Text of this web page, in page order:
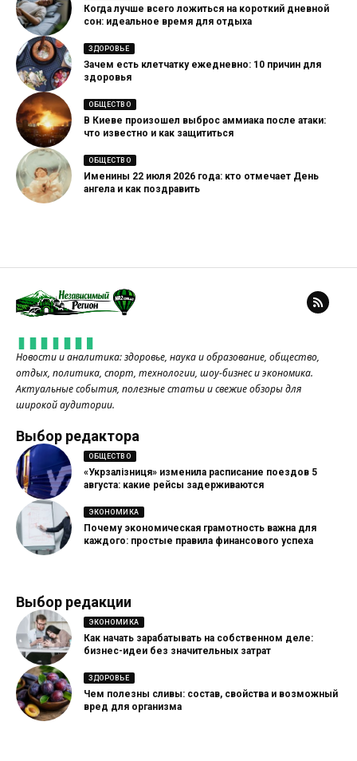
Когда лучше всего ложиться на короткий дневной
сон: идеальное время для отдыха
ЗДОРОВЬЕ
Зачем есть клетчатку ежедневно: 10 причин для
здоровья
ОБЩЕСТВО
В Киеве произошел выброс аммиака после атаки:
что известно и как защититься
ОБЩЕСТВО
Именины 22 июля 2026 года: кто отмечает День
ангела и как поздравить
Новости и аналитика: здоровье, наука и образование, общество,
отдых, политика, спорт, технологии, шоу-бизнес и экономика.
Актуальные события, полезные статьи и свежие обзоры для
широкой аудитории.
Выбор редактора
ОБЩЕСТВО
«Укрзалізниця» изменила расписание поездов 5
августа: какие рейсы задерживаются
ЭКОНОМИКА
Почему экономическая грамотность важна для
каждого: простые правила финансового успеха
Выбор редакции
ЭКОНОМИКА
Как начать зарабатывать на собственном деле:
бизнес-идеи без значительных затрат
ЗДОРОВЬЕ
Чем полезны сливы: состав, свойства и возможный
вред для организма